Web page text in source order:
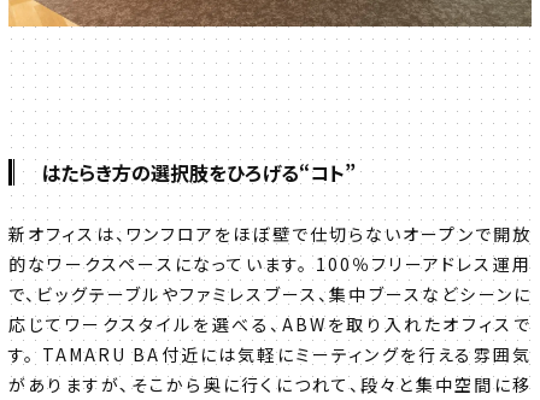
はたらき方の選択肢をひろげる“コト”
新オフィスは、ワンフロアをほぼ壁で仕切らないオープンで開放
的なワークスペースになっています。 100％フリーアドレス運用
で、ビッグテーブルやファミレスブース、集中ブースなどシーンに
応じてワークスタイルを選べる、ABWを取り入れたオフィスで
す。 TAMARU BA付近には気軽にミーティングを行える雰囲気
がありますが、そこから奥に行くにつれて、段々と集中空間に移